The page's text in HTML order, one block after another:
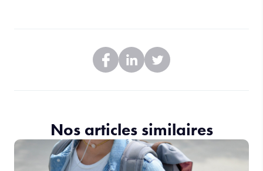
Nos articles similaires